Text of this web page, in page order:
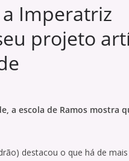
Imperatriz
projeto
a escola de Ramos mostra
destacou o que há de